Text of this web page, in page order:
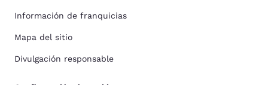
Información de franquicias
Mapa del sitio
Divulgación responsable